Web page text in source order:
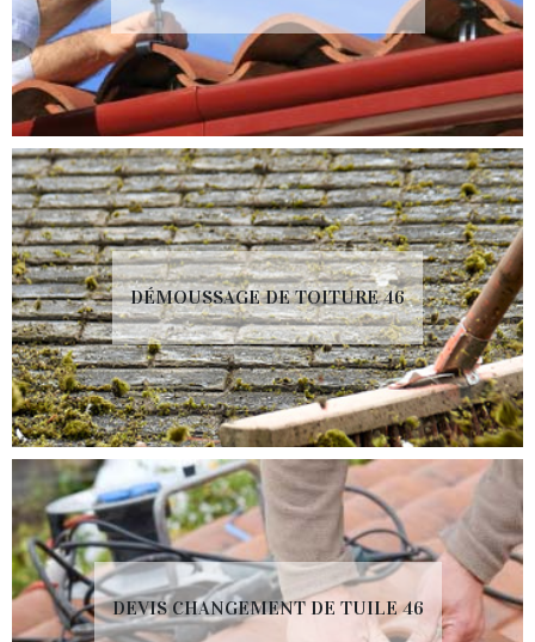
DÉMOUSSAGE DE TOITURE 46
DEVIS CHANGEMENT DE TUILE 46